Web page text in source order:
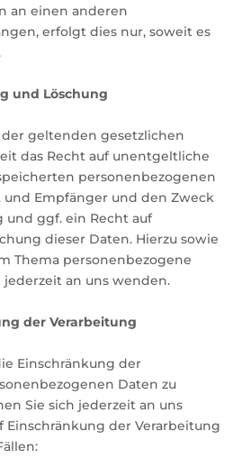
an einen anderen
erfolgt dies nur, soweit es
und Löschung
geltenden gesetzlichen
das Recht auf unentgeltliche
personenbezogenen
Empfänger und den Zweck
ggf. ein Recht auf
dieser Daten. Hierzu sowie
Thema personenbezogene
an uns wenden.
der Verarbeitung
Einschränkung der
Daten zu
Sie sich jederzeit an uns
Einschränkung der Verarbeitung